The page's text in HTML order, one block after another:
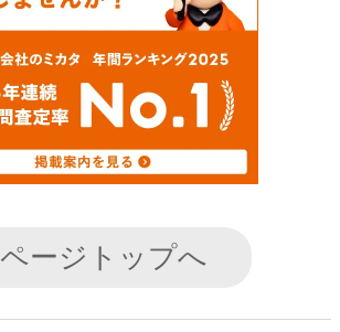
ページトップへ